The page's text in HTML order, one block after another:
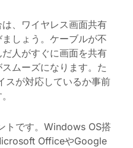
、ワイヤレス画面共有
しょう。ケーブルが不
人がすぐに画面を共有
ムーズになります。た
スが対応しているか事前
トです。Windows OS搭
OfficeやGoogle